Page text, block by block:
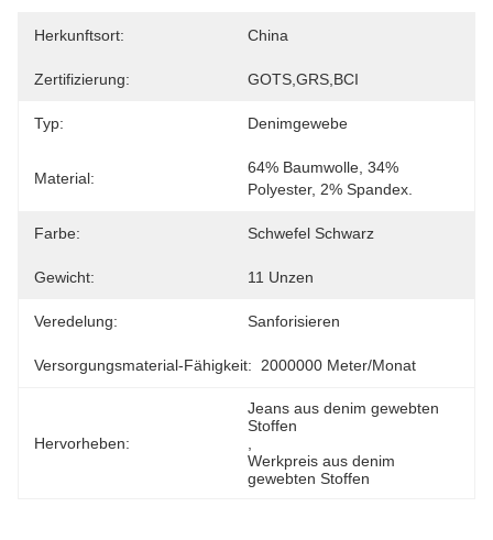
Herkunftsort: China
Zertifizierung: GOTS,GRS,BCI
Typ: Denimgewebe
Material:
64% Baumwolle, 34%
Polyester, 2% Spandex.
Farbe: Schwefel Schwarz
Gewicht: 11 Unzen
Veredelung: Sanforisieren
Versorgungsmaterial-Fähigkeit: 2000000 Meter/Monat
Hervorheben:
Jeans aus denim gewebten
Stoffen
Werkpreis aus denim
gewebten Stoffen